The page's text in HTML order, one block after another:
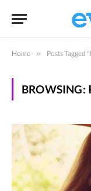
Home » Posts Tagged
BROWSING: